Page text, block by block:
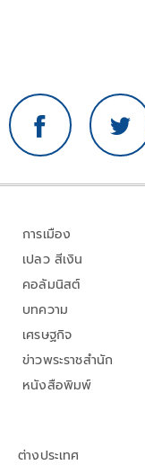
การเมือง
เปลว สีเงิน
คอลัมนิสต์
บทความ
เศรษฐกิจ
ข่าวพระราชสำนัก
หนังสือพิมพ์
ต่างประเทศ